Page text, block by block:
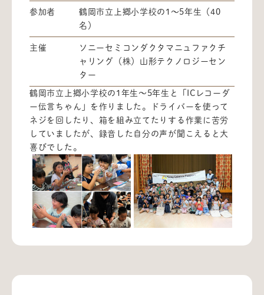
参加者
鶴岡市立上郷小学校の1～5年生（40
名）
主催
ソニーセミコンダクタマニュファクチ
ャリング（株）山形テクノロジーセン
ター
鶴岡市立上郷小学校の1年生～5年生と「ICレコーダ
ー伝言ちゃん」を作りました。ドライバーを使って
ネジを回したり、箱を組み立てたりする作業に苦労
していましたが、録音した自分の声が聞こえると大
喜びでした。